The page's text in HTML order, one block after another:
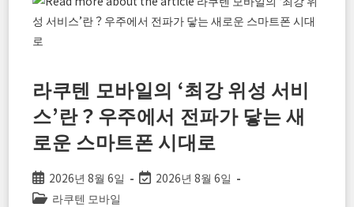
라쿠텐 모바일의 ‘최강 위성 서비
스’란？우주에서 전파가 닿는 새
로운 스마트폰 시대로
Post
published:
2026년 8월 6일
Post2026년 8월 6일
Post라쿠텐 모바일